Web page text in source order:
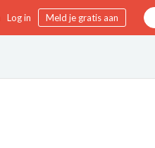
Log in Meld je gratis aan